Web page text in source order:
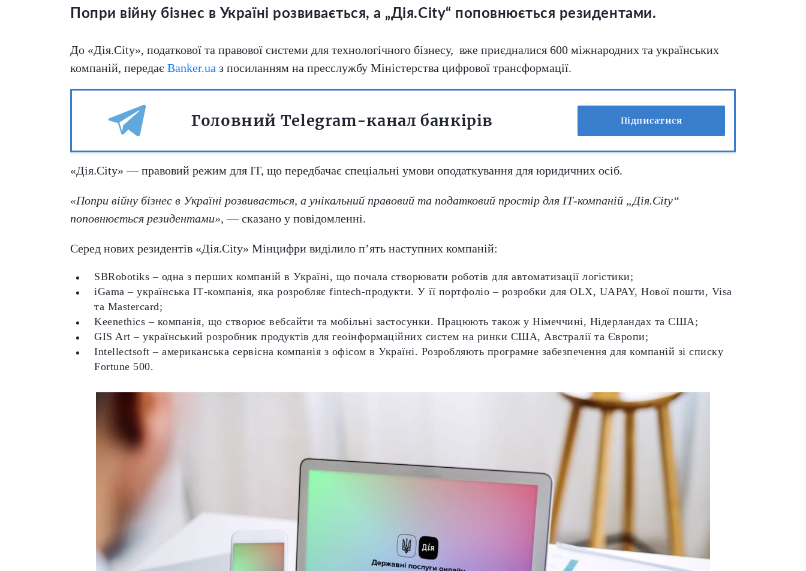
Попри війну бізнес в Україні розвивається, а „Дія.Cіty“ поповнюється резидентами.
До «Дія.City», податкової та правової системи для технологічного бізнесу, вже приєдналися 600 міжнародних та українських
компаній, передає Banker.ua з посиланням на пресслужбу Міністерства цифрової трансформації.
Головний Telegram-канал банкірів Підписатися
«Дія.City» — правовий режим для IT, що передбачає спеціальні умови оподаткування для юридичних осіб.
«Попри війну бізнес в Україні розвивається, а унікальний правовий та податковий простір для ІТ-компаній „Дія.Cіty“
поповнюється резидентами», — сказано у повідомленні.
Серед нових резидентів «Дія.City» Мінцифри виділило п’ять наступних компаній:
SBRobotiks – одна з перших компаній в Україні, що почала створювати роботів для автоматизації логістики;
iGama – українська ІТ-компанія, яка розробляє fintech-продукти. У її портфоліо – розробки для OLX, UAPAY, Нової пошти, Visa
та Mastercard;
Keenethics – компанія, що створює вебсайти та мобільні застосунки. Працюють також у Німеччині, Нідерландах та США;
GIS Art – український розробник продуктів для геоінформаційних систем на ринки США, Австралії та Європи;
Intellectsoft – американська сервісна компанія з офісом в Україні. Розробляють програмне забезпечення для компаній зі списку
Fortune 500.